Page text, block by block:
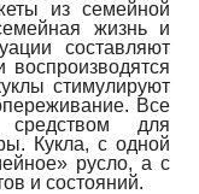
из семейной
жизнь и
составляют
стимулируют
Все
для
Кукла, с одной
русло, а с
и состояний.